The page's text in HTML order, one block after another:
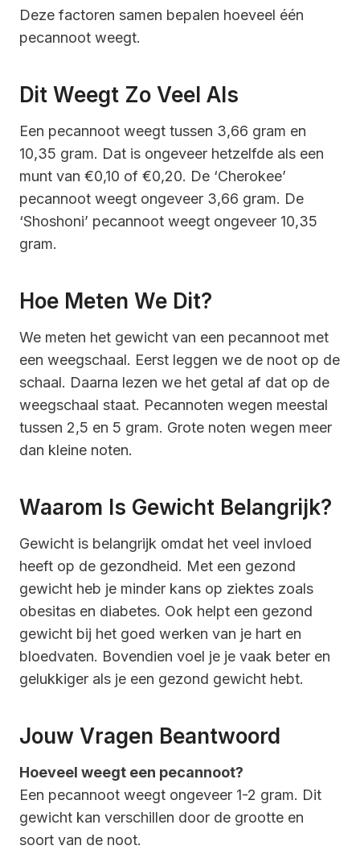
Deze factoren samen bepalen hoeveel één
pecannoot weegt.
Dit Weegt Zo Veel Als
Een pecannoot weegt tussen 3,66 gram en
10,35 gram. Dat is ongeveer hetzelfde als een
munt van €0,10 of €0,20. De ‘Cherokee’
pecannoot weegt ongeveer 3,66 gram. De
‘Shoshoni’ pecannoot weegt ongeveer 10,35
gram.
Hoe Meten We Dit?
We meten het gewicht van een pecannoot met
een weegschaal. Eerst leggen we de noot op de
schaal. Daarna lezen we het getal af dat op de
weegschaal staat. Pecannoten wegen meestal
tussen 2,5 en 5 gram. Grote noten wegen meer
dan kleine noten.
Waarom Is Gewicht Belangrijk?
Gewicht is belangrijk omdat het veel invloed
heeft op de gezondheid. Met een gezond
gewicht heb je minder kans op ziektes zoals
obesitas en diabetes. Ook helpt een gezond
gewicht bij het goed werken van je hart en
bloedvaten. Bovendien voel je je vaak beter en
gelukkiger als je een gezond gewicht hebt.
Jouw Vragen Beantwoord
Hoeveel weegt een pecannoot?
Een pecannoot weegt ongeveer 1-2 gram. Dit
gewicht kan verschillen door de grootte en
soort van de noot.